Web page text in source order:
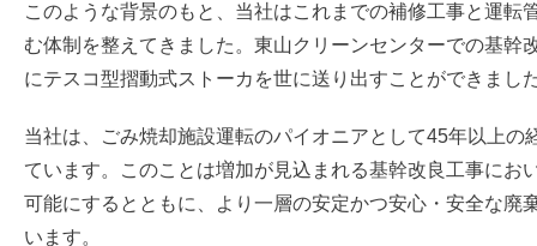
このような背景のもと、当社はこれまでの補修工事と運
む体制を整えてきました。東山クリーンセンターでの基
にテスコ型摺動式ストーカを世に送り出すことができまし
当社は、ごみ焼却施設運転のパイオニアとして45年以上
ています。このことは増加が見込まれる基幹改良工事に
可能にするとともに、より一層の安定かつ安心・安全な
います。